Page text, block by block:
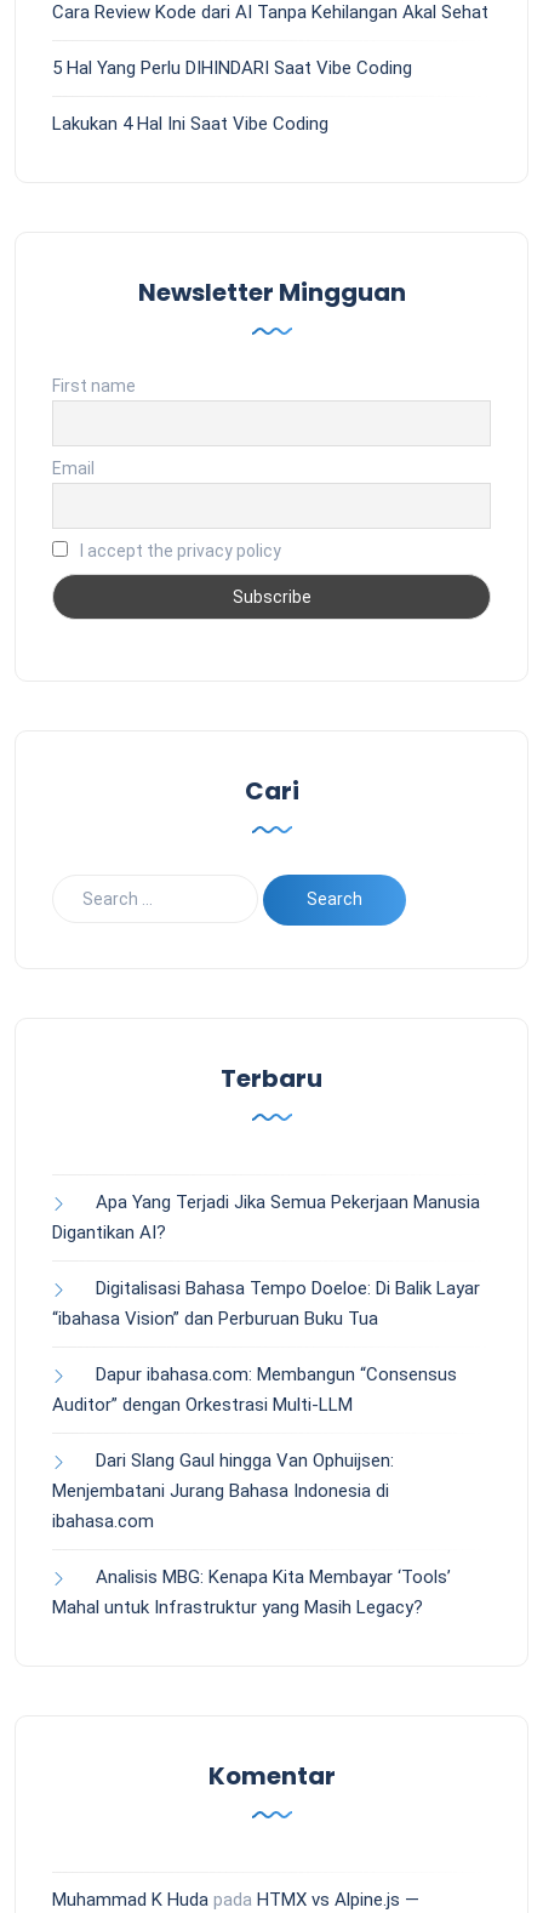
Cara Review Kode dari AI Tanpa Kehilangan Akal Sehat
5 Hal Yang Perlu DIHINDARI Saat Vibe Coding
Lakukan 4 Hal Ini Saat Vibe Coding
Newsletter Mingguan
First name
Email
I accept the privacy policy
Cari
Terbaru
Apa Yang Terjadi Jika Semua Pekerjaan Manusia
Digantikan AI?
Digitalisasi Bahasa Tempo Doeloe: Di Balik Layar
“ibahasa Vision” dan Perburuan Buku Tua
Dapur ibahasa.com: Membangun “Consensus
Auditor” dengan Orkestrasi Multi-LLM
Dari Slang Gaul hingga Van Ophuijsen:
Menjembatani Jurang Bahasa Indonesia di
ibahasa.com
Analisis MBG: Kenapa Kita Membayar ‘Tools’
Mahal untuk Infrastruktur yang Masih Legacy?
Komentar
Muhammad K Huda pada HTMX vs Alpine.js —